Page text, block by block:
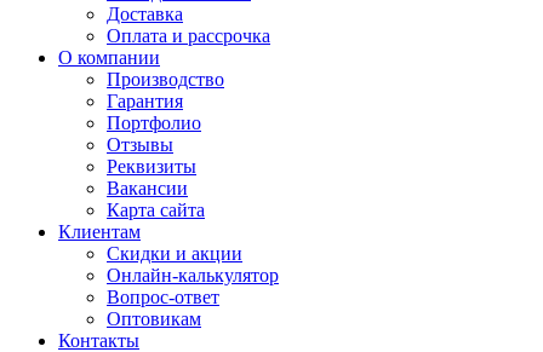
Доставка
Оплата и рассрочка
О компании
Производство
Гарантия
Портфолио
Отзывы
Реквизиты
Вакансии
Карта сайта
Клиентам
Скидки и акции
Онлайн-калькулятор
Вопрос-ответ
Оптовикам
Контакты